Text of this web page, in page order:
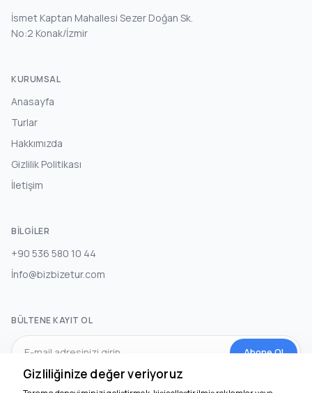
İsmet Kaptan Mahallesi Sezer Doğan Sk.
No:2 Konak/İzmir
KURUMSAL
Anasayfa
Turlar
Hakkımızda
Gizlilik Politikası
İletişim
BILGILER
+90 536 580 10 44
İnfo@bizbizetur.com
BÜLTENE KAYIT OL
Abone Ol
Gizliliğinize değer veriyoruz